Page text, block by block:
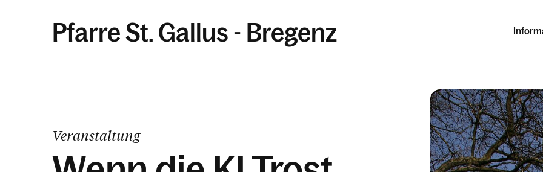
Pfarre St. Gallus - Bregenz
Veranstaltung